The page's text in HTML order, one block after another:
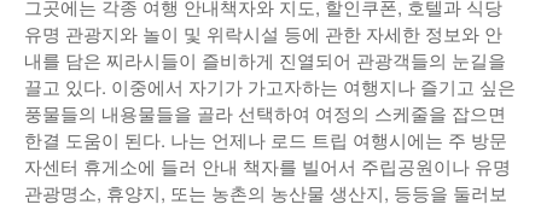
그곳에는 각종 여행 안내책자와 지도, 할인쿠폰, 호텔과 식당
유명 관광지와 놀이 및 위락시설 등에 관한 자세한 정보와 안
내를 담은 찌라시들이 즐비하게 진열되어 관광객들의 눈길을
끌고 있다. 이중에서 자기가 가고자하는 여행지나 즐기고 싶은
풍물들의 내용물들을 골라 선택하여 여정의 스케줄을 잡으면
한결 도움이 된다. 나는 언제나 로드 트립 여행시에는 주 방문
자센터 휴게소에 들러 안내 책자를 빌어서 주립공원이나 유명
관광명소, 휴양지, 또는 농촌의 농산물 생산지, 등등을 둘러보